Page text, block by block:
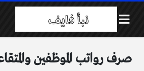
صرف رواتب الموظفين